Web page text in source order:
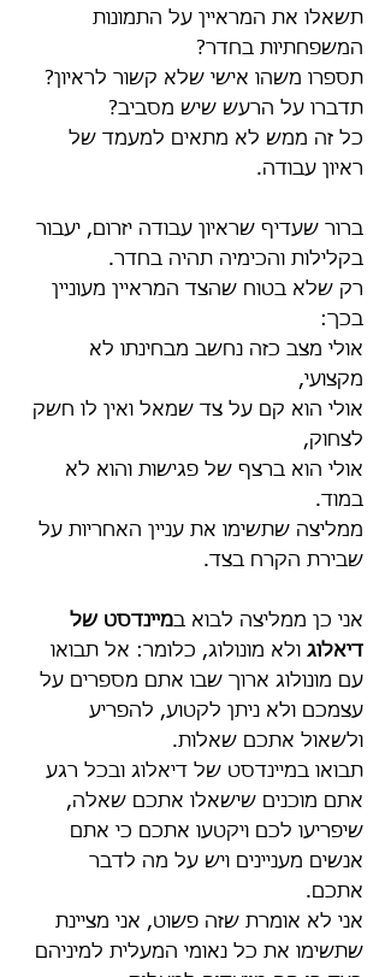
תשאלו את המראיין על התמונות
המשפחתיות בחדר?
תספרו משהו אישי שלא קשור לראיון?
תדברו על הרעש שיש מסביב?
כל זה ממש לא מתאים למעמד של
ראיון עבודה.
ברור שעדיף שראיון עבודה יזרום, יעבור
בקלילות והכימיה תהיה בחדר.
רק שלא בטוח שהצד המראיין מעוניין
בכך:
אולי מצב כזה נחשב מבחינתו לא
מקצועי,
אולי הוא קם על צד שמאל ואין לו חשק
לצחוק,
אולי הוא ברצף של פגישות והוא לא
במוד.
ממליצה שתשימו את עניין האחריות על
שבירת הקרח בצד.
אני כן ממליצה לבוא במיינדסט של
דיאלוג ולא מונולוג, כלומר: אל תבואו
עם מונולוג ארוך שבו אתם מספרים על
עצמכם ולא ניתן לקטוע, להפריע
ולשאול אתכם שאלות.
תבואו במיינדסט של דיאלוג ובכל רגע
אתם מוכנים שישאלו אתכם שאלה,
שיפריעו לכם ויקטעו אתכם כי אתם
אנשים מעניינים ויש על מה לדבר
אתכם.
אני לא אומרת שזה פשוט, אני מציינת
שתשימו את כל נאומי המעלית למיניהם